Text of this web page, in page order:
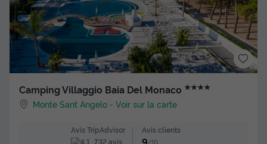
Camping Villaggio Baia Del Monaco ★★★★
Monte Sant Angelo -Voir sur la carte
Avis TripAdvisor
732 avis
Avis clients
/10